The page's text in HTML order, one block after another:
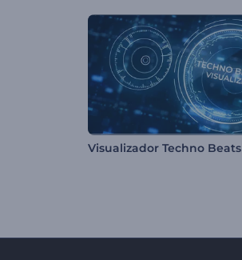
Visualizador Techno Beats